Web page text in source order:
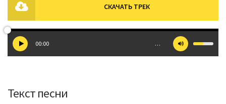
СКАЧАТЬ ТРЕК
00:00 …
Текст песни